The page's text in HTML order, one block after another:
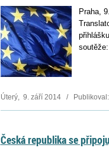
Praha,
Úterý, 9. září 2014 / Publikoval:
Česká republika se